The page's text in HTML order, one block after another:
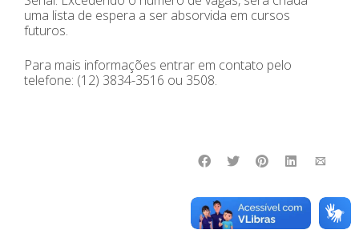
uma lista de espera a ser absorvida em cursos
futuros.
Para mais informações entrar em contato pelo
telefone: (12) 3834-3516 ou 3508.